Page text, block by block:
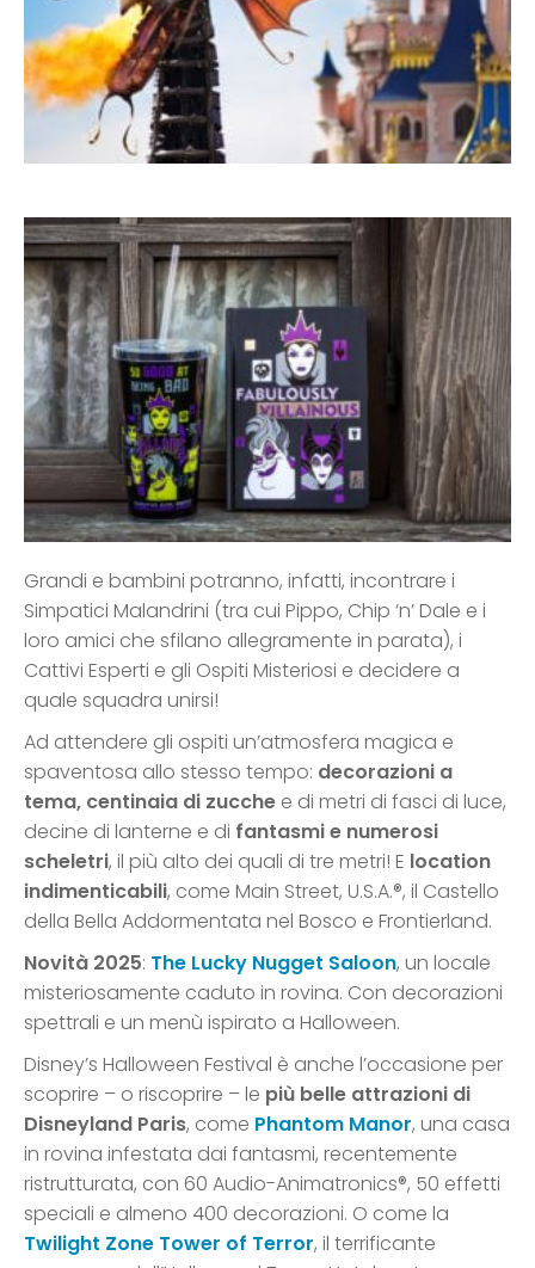
Grandi e bambini potranno, infatti, incontrare i
Simpatici Malandrini (tra cui Pippo, Chip ‘n’ Dale e i
loro amici che sfilano allegramente in parata), i
Cattivi Esperti e gli Ospiti Misteriosi e decidere a
quale squadra unirsi!
Ad attendere gli ospiti un’atmosfera magica e
spaventosa allo stesso tempo: decorazioni a
tema, centinaia di zucche e di metri di fasci di luce,
decine di lanterne e di fantasmi e numerosi
scheletri, il più alto dei quali di tre metri! E location
indimenticabili, come Main Street, U.S.A.®, il Castello
della Bella Addormentata nel Bosco e Frontierland.
Novità 2025: The Lucky Nugget Saloon, un locale
misteriosamente caduto in rovina. Con decorazioni
spettrali e un menù ispirato a Halloween.​
Disney’s Halloween Festival è anche l’occasione per
scoprire – o riscoprire – le più belle attrazioni di
Disneyland Paris, come Phantom Manor, una casa
in rovina infestata dai fantasmi, recentemente
ristrutturata, con 60 Audio-Animatronics®, 50 effetti
speciali e almeno 400 decorazioni. O come la
Twilight Zone Tower of Terror, il terrificante